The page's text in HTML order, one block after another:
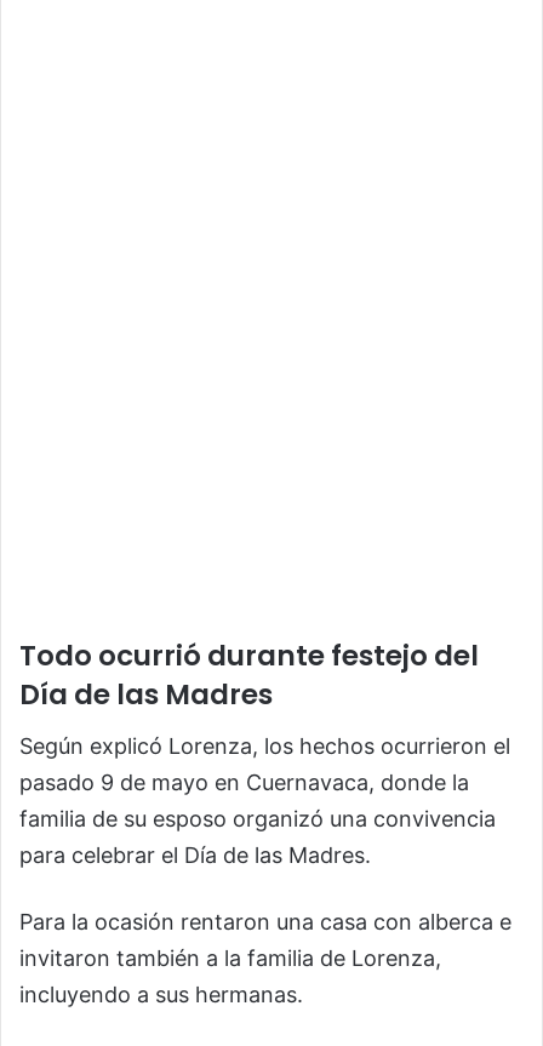
Todo ocurrió durante festejo del
Día de las Madres
Según explicó Lorenza, los hechos ocurrieron el
pasado 9 de mayo en Cuernavaca, donde la
familia de su esposo organizó una convivencia
para celebrar el Día de las Madres.
Para la ocasión rentaron una casa con alberca e
invitaron también a la familia de Lorenza,
incluyendo a sus hermanas.